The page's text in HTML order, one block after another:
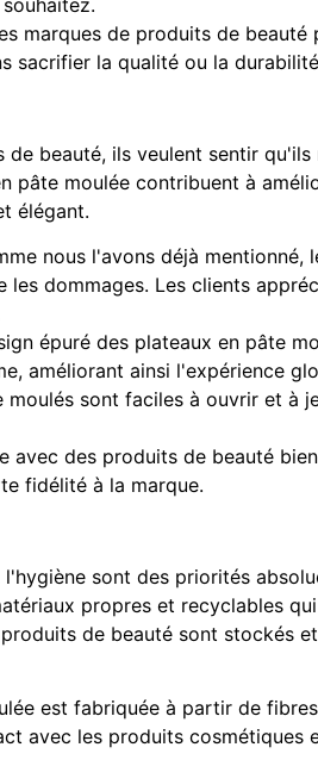
marques de produits de beauté
sacrifier la qualité ou la
beauté, ils veulent sentir qu'ils
pâte moulée contribuent à
élégant.
nous l'avons déjà mentionné,
dommages. Les clients
épuré des plateaux en pâte
améliorant ainsi l'expérience
moulés sont faciles à ouvrir et à
avec des produits de beauté
fidélité à la marque.
sont des priorités
propres et recyclables
de beauté sont stockés
est fabriquée à partir de
avec les produits cosmétiques